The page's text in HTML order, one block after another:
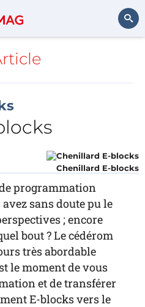
Chenillard E-blocks
programmation
sans doute pu le
; encore
bout ? Le cédérom
très abordable
le moment de vous
et de transférer
E-blocks vers le